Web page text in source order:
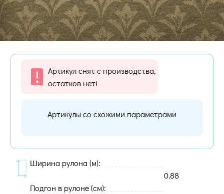
Артикул снят с производства,
остатков нет!
Артикулы со схожими параметрами
Ширина рулона (м):
0.88
Подгон в рулоне (cм):